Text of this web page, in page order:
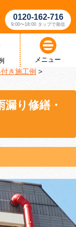
0120-162-716
9:00〜18:00 タップで発信
メニュー
き施工例 >
り修繕・